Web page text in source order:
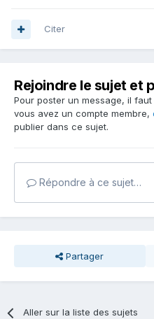
Citer
Rejoindre le sujet et
Pour poster un message, il
vous avez un compte membre,
publier dans ce sujet.
Répondre à ce sujet…
Partager
Aller sur la liste des sujets